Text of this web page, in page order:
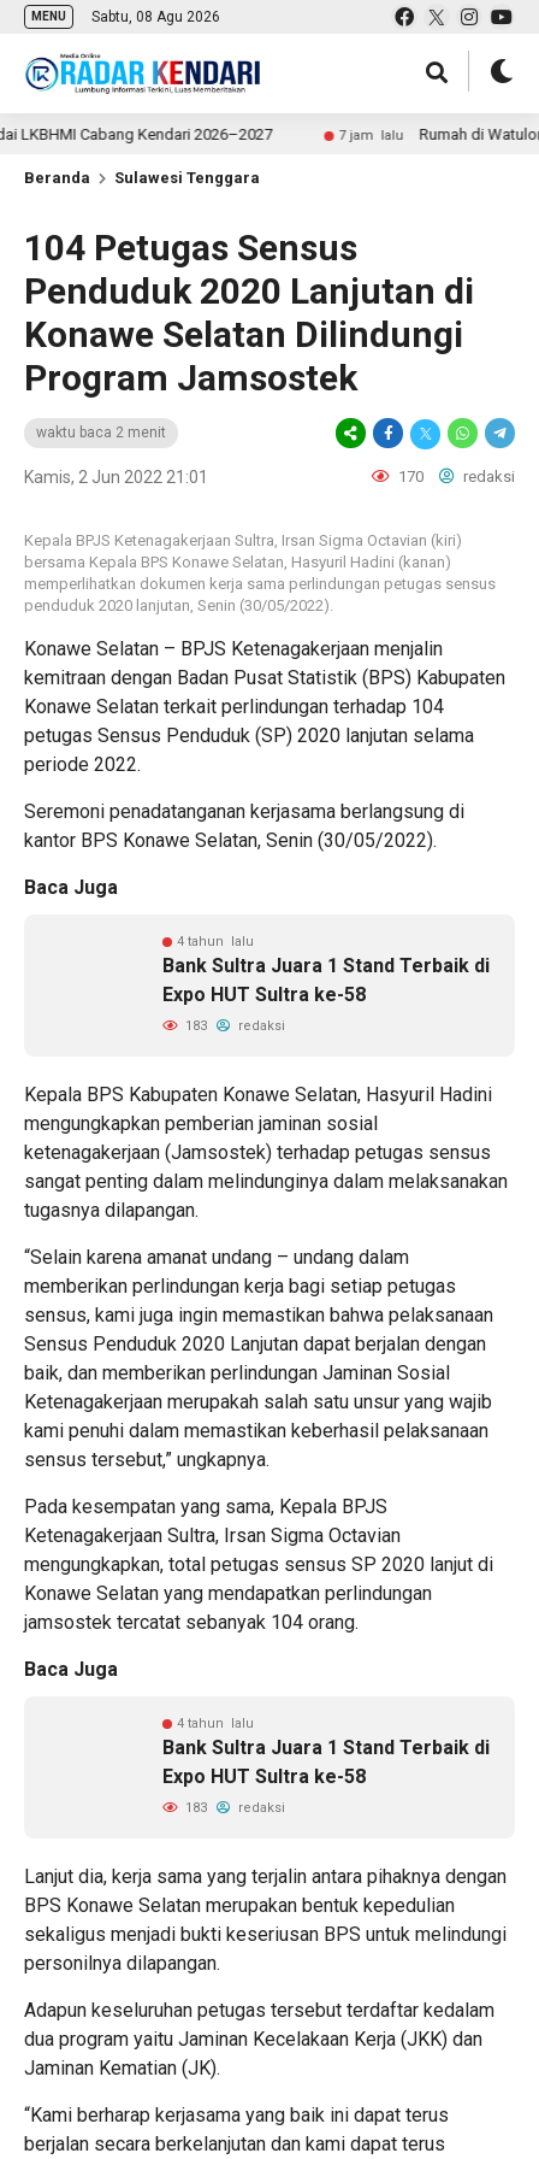
MENU Sabtu, 08 Agu 2026
Cabang Kendari 2026–2027 7 jam lalu Rumah di Watulondo
Beranda Sulawesi Tenggara
104 Petugas Sensus
Penduduk 2020 Lanjutan di
Konawe Selatan Dilindungi
Program Jamsostek
waktu baca 2 menit
Kamis, 2 Jun 2022 21:01 170 redaksi
Kepala BPJS Ketenagakerjaan Sultra, Irsan Sigma Octavian (kiri)
bersama Kepala BPS Konawe Selatan, Hasyuril Hadini (kanan)
memperlihatkan dokumen kerja sama perlindungan petugas sensus
penduduk 2020 lanjutan, Senin (30/05/2022).
Konawe Selatan – BPJS Ketenagakerjaan menjalin
kemitraan dengan Badan Pusat Statistik (BPS) Kabupaten
Konawe Selatan terkait perlindungan terhadap 104
petugas Sensus Penduduk (SP) 2020 lanjutan selama
periode 2022.
Seremoni penadatanganan kerjasama berlangsung di
kantor BPS Konawe Selatan, Senin (30/05/2022).
Baca Juga
4 tahun lalu
Bank Sultra Juara 1 Stand Terbaik di
Expo HUT Sultra ke-58
183 redaksi
Kepala BPS Kabupaten Konawe Selatan, Hasyuril Hadini
mengungkapkan pemberian jaminan sosial
ketenagakerjaan (Jamsostek) terhadap petugas sensus
sangat penting dalam melindunginya dalam melaksanakan
tugasnya dilapangan.
“Selain karena amanat undang – undang dalam
memberikan perlindungan kerja bagi setiap petugas
sensus, kami juga ingin memastikan bahwa pelaksanaan
Sensus Penduduk 2020 Lanjutan dapat berjalan dengan
baik, dan memberikan perlindungan Jaminan Sosial
Ketenagakerjaan merupakah salah satu unsur yang wajib
kami penuhi dalam memastikan keberhasil pelaksanaan
sensus tersebut,” ungkapnya.
Pada kesempatan yang sama, Kepala BPJS
Ketenagakerjaan Sultra, Irsan Sigma Octavian
mengungkapkan, total petugas sensus SP 2020 lanjut di
Konawe Selatan yang mendapatkan perlindungan
jamsostek tercatat sebanyak 104 orang.
Baca Juga
4 tahun lalu
Bank Sultra Juara 1 Stand Terbaik di
Expo HUT Sultra ke-58
183 redaksi
Lanjut dia, kerja sama yang terjalin antara pihaknya dengan
BPS Konawe Selatan merupakan bentuk kepedulian
sekaligus menjadi bukti keseriusan BPS untuk melindungi
personilnya dilapangan.
Adapun keseluruhan petugas tersebut terdaftar kedalam
dua program yaitu Jaminan Kecelakaan Kerja (JKK) dan
Jaminan Kematian (JK).
“Kami berharap kerjasama yang baik ini dapat terus
berjalan secara berkelanjutan dan kami dapat terus